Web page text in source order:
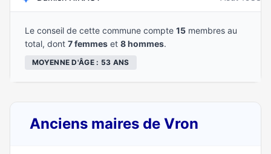
Le conseil de cette commune compte 15 membres au
total, dont 7 femmes et 8 hommes.
MOYENNE D'ÂGE : 53 ANS
Anciens maires de Vron